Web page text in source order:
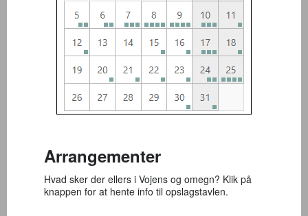
Arrangementer
Hvad sker der ellers i Vojens og omegn? Klik på
knappen for at hente info til opslagstavlen.